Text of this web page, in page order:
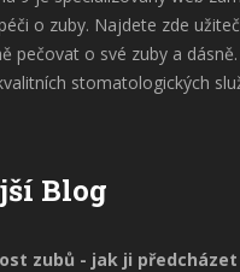
o zuby. Najdete zde
pečovat o své zuby a
stomatologických
Blog
zubů - jak ji